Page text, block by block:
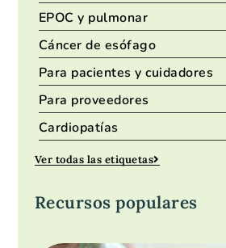
EPOC y pulmonar
Cáncer de esófago
Para pacientes y cuidadores
Para proveedores
Cardiopatías
Ver todas las etiquetas
Recursos populares